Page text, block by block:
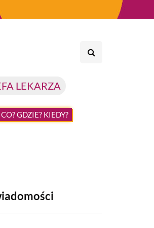
LEKARZA
CO? GDZIE? KIEDY?